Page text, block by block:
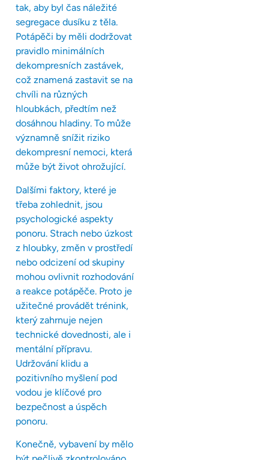
tak, aby byl čas náležité
segregace dusíku z těla.
Potápěči by měli dodržovat
pravidlo minimálních
dekompresních zastávek,
což znamená zastavit se na
chvíli na různých
hloubkách, předtím než
dosáhnou hladiny. To může
významně snížit riziko
dekompresní nemoci, která
může být život ohrožující.
Dalšími faktory, které je
třeba zohlednit, jsou
psychologické aspekty
ponoru. Strach nebo úzkost
z hloubky, změn v prostředí
nebo odcizení od skupiny
mohou ovlivnit rozhodování
a reakce potápěče. Proto je
užitečné provádět trénink,
který zahrnuje nejen
technické dovednosti, ale i
mentální přípravu.
Udržování klidu a
pozitivního myšlení pod
vodou je klíčové pro
bezpečnost a úspěch
ponoru.
Konečně, vybavení by mělo